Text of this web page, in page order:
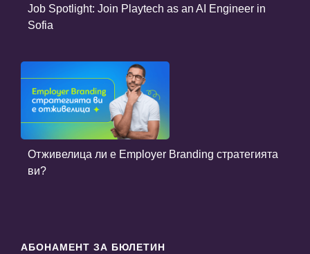
Job Spotlight: Join Playtech as an AI Engineer in
Sofia
Отживелица ли е Employer Branding стратегията
ви?
АБОНАМЕНТ ЗА БЮЛЕТИН